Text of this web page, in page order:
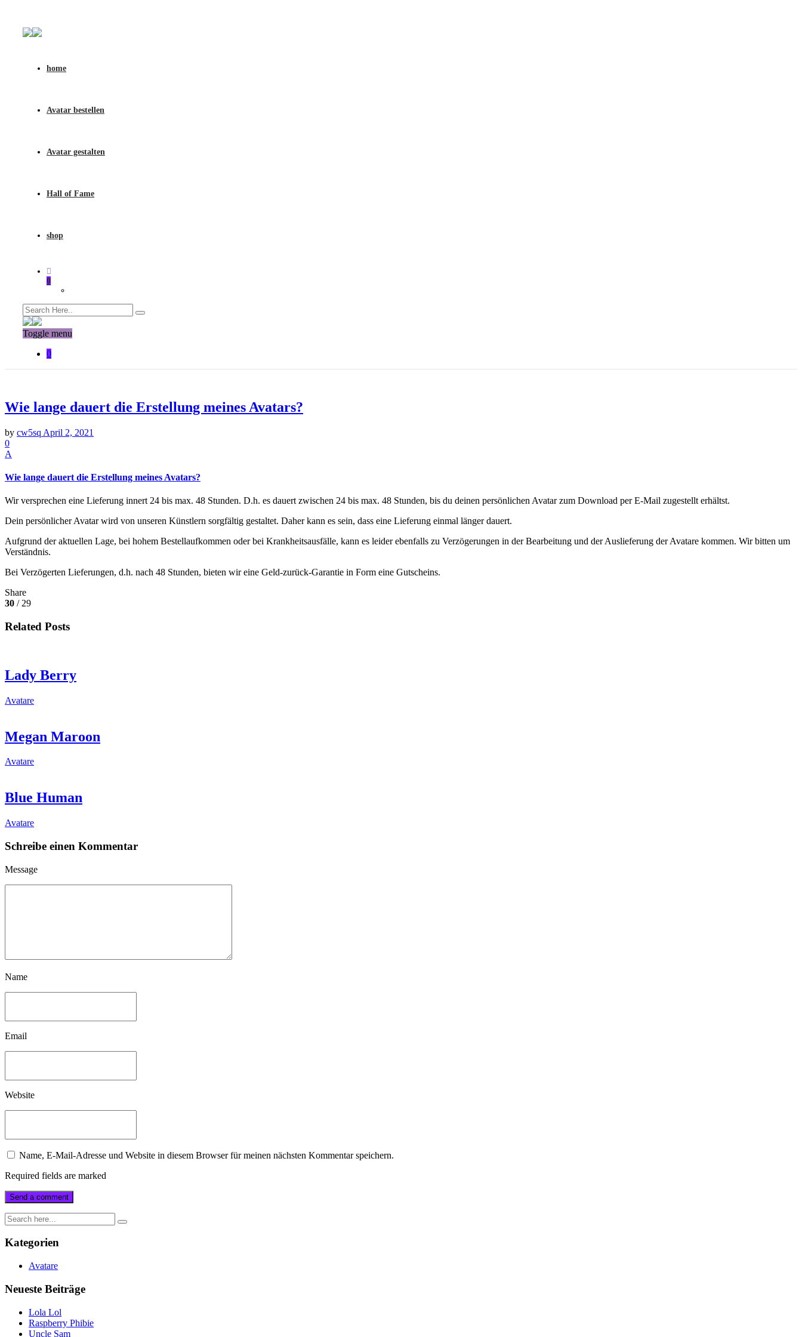
home
Avatar bestellen
Avatar gestalten
Hall of Fame
shop
0
Toggle menu
0
Wie lange dauert die Erstellung meines Avatars?
by cw5sq April 2, 2021
0
A
Wie lange dauert die Erstellung meines Avatars?
Wir versprechen eine Lieferung innert 24 bis max. 48 Stunden. D.h. es dauert zwischen 24 bis max. 48 Stunden, bis du deinen persönlichen Avatar zum Download per E-Mail zugestellt erhältst.
Dein persönlicher Avatar wird von unseren Künstlern sorgfältig gestaltet. Daher kann es sein, dass eine Lieferung einmal länger dauert.
Aufgrund der aktuellen Lage, bei hohem Bestellaufkommen oder bei Krankheitsausfälle, kann es leider ebenfalls zu Verzögerungen in der Bearbeitung und der Auslieferung der Avatare kommen. Wir bitten um
Verständnis.
Bei Verzögerten Lieferungen, d.h. nach 48 Stunden, bieten wir eine Geld-zurück-Garantie in Form eine Gutscheins.
Share
30 / 29
Related Posts
Lady Berry
Avatare
Megan Maroon
Avatare
Blue Human
Avatare
Schreibe einen Kommentar
Message
Name
Email
Website
Name, E-Mail-Adresse und Website in diesem Browser für meinen nächsten Kommentar speichern.
Required fields are marked
Kategorien
Avatare
Neueste Beiträge
Lola Lol
Raspberry Phibie
Uncle Sam